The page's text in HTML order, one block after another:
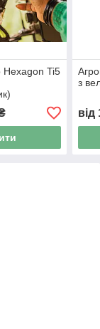
Hexagon Ti5
з
від